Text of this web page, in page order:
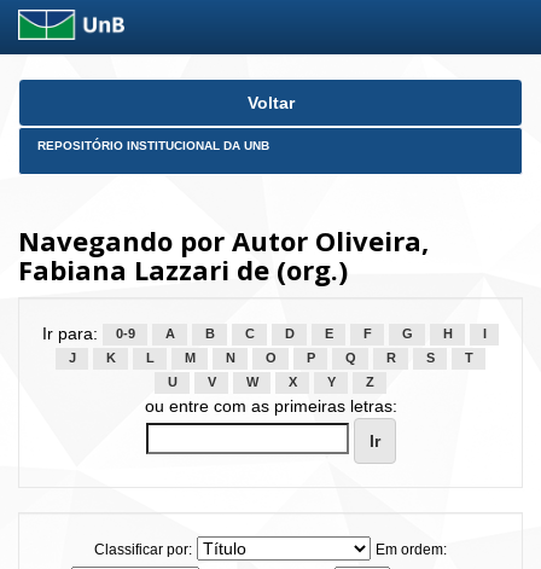
Skip
Voltar
REPOSITÓRIO INSTITUCIONAL DA UNB
Navegando por Autor Oliveira,
Fabiana Lazzari de (org.)
Ir para: 0-9 A B C D E F G H
J
K L M N O P Q R S
T
U
V W X Y Z
ou entre com as primeiras letras:
Classificar por:
Em ordem: